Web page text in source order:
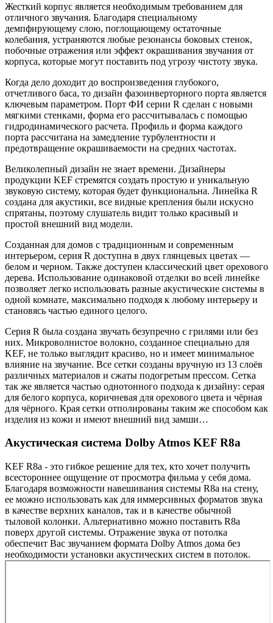
Жесткий корпус является необходимым требованием для
отличного звучания. Благодаря специальному
демпфирующему слою, поглощающему остаточные
колебания, устраняются любые резонансы боковых стенок,
побочные отражения или эффект окрашивания звучания от
корпуса, которые могут поставить под угрозу чистоту звука.
Когда дело доходит до воспроизведения глубокого,
отчетливого баса, то дизайн фазоинверторного порта является
ключевым параметром. Порт ФИ серии R сделан с новыми
мягкими стенками, форма его рассчитывалась с помощью
гидродинамического расчета. Профиль и форма каждого
порта рассчитана на замедление турбулентности и
предотвращение окрашиваемости на средних частотах.
Великолепный дизайн не знает времени. Дизайнеры
продукции KEF стремятся создать простую и уникальную
звуковую систему, которая будет функциональна. Линейка R
создана для акустики, все видные крепления были искусно
спрятаны, поэтому слушатель видит только красивый и
простой внешний вид модели.
Созданная для домов с традиционным и современным
интерьером, серия R доступна в двух глянцевых цветах —
белом и черном. Также доступен классический цвет орехового
дерева. Использование одинаковой отделки во всей линейке
позволяет легко использовать разные акустические системы в
одной комнате, максимально подходя к любому интерьеру и
становясь частью единого целого.
Серия R была создана звучать безупречно с грилями или без
них. Микроволнистое волокно, созданное специально для
KEF, не только выглядит красиво, но и имеет минимальное
влияние на звучание. Все сетки созданы вручную из 13 слоёв
различных материалов и сжаты подогретым прессом. Сетка
так же является частью однотонного подхода к дизайну: серая
для белого корпуса, коричневая для орехового цвета и чёрная
для чёрного. Края сетки отполированы таким же способом как
изделия из кожи и имеют внешний вид замши…
Акустическая система Dolby Atmos KEF R8a
KEF R8a - это гибкое решение для тех, кто хочет получить
всестороннее ощущение от просмотра фильма у себя дома.
Благодаря возможности навешивания системы R8a на стену,
ее можно использовать как для иммерсивных форматов звука
в качестве верхних каналов, так и в качестве обычной
тыловой колонки. Альтернативно можно поставить R8a
поверх другой системы. Отражение звука от потолка
обеспечит Вас звучанием формата Dolby Atmos дома без
необходимости установки акустических систем в потолок.